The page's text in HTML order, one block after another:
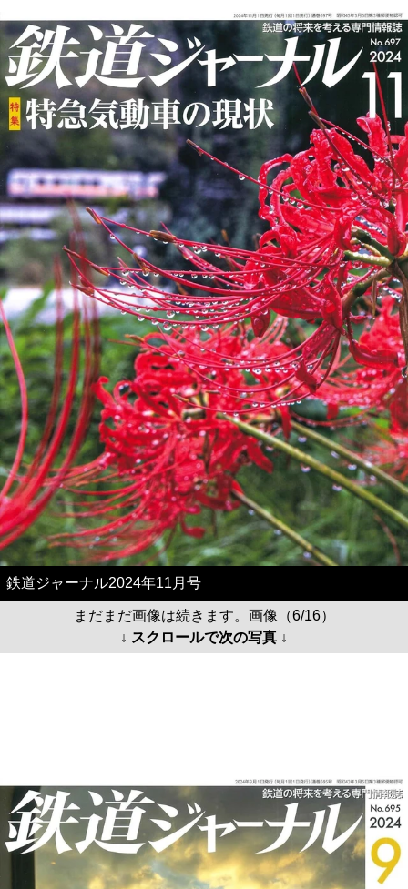
鉄道ジャーナル2024年11月号
まだまだ画像は続きます。画像（6/16）
↓ スクロールで次の写真 ↓